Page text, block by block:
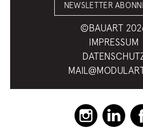
NEWSLETTER
©BAUART
IMPRESSUM